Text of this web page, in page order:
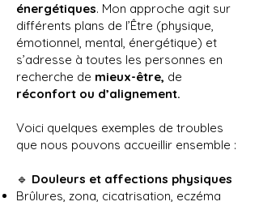
énergétiques. Mon approche agit sur
différents plans de l’Être (physique,
émotionnel, mental, énergétique) et
s’adresse à toutes les personnes en
recherche de mieux-être, de
réconfort ou d’alignement.
Voici quelques exemples de troubles
que nous pouvons accueillir ensemble :
🔹 Douleurs et affections physiques
Brûlures, zona, cicatrisation, eczéma